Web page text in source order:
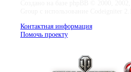
Контактная информация
Помочь проекту